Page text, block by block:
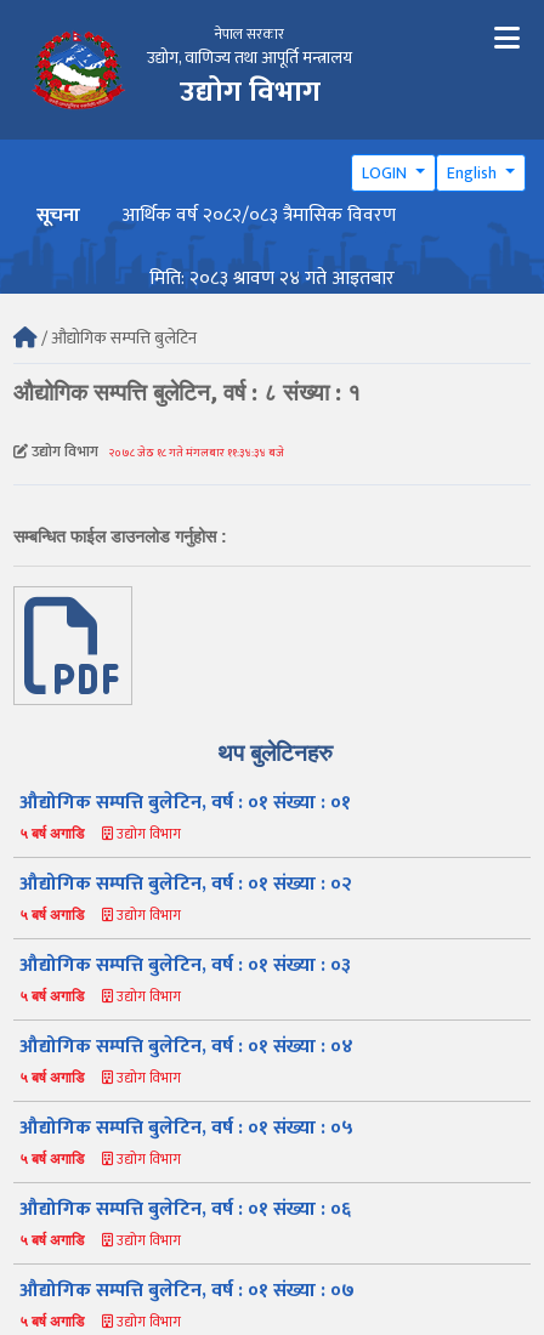
नेपाल सरकार
उद्योग, वाणिज्य तथा आपूर्ति मन्त्रालय
उद्योग विभाग
LOGIN English
सूचना आर्थिक वर्ष २०८२/०८३ त्रैमासिक विवरण
मिति: २०८३ श्रावण २४ गते आइतबार
/ औद्योगिक सम्पत्ति बुलेटिन
औद्योगिक सम्पत्ति बुलेटिन, वर्ष : ८ संख्या : १
उद्योग विभाग २०७८ जेठ १८ गते मंगलबार ११:३४:३४ बजे
सम्बन्धित फाईल डाउनलोड गर्नुहोस :
थप बुलेटिनहरु
औद्योगिक सम्पत्ति बुलेटिन, वर्ष : ०१ संख्या : ०१
५ बर्ष अगाडि उद्योग विभाग
औद्योगिक सम्पत्ति बुलेटिन, वर्ष : ०१ संख्या : ०२
५ बर्ष अगाडि उद्योग विभाग
औद्योगिक सम्पत्ति बुलेटिन, वर्ष : ०१ संख्या : ०३
५ बर्ष अगाडि उद्योग विभाग
औद्योगिक सम्पत्ति बुलेटिन, वर्ष : ०१ संख्या : ०४
५ बर्ष अगाडि उद्योग विभाग
औद्योगिक सम्पत्ति बुलेटिन, वर्ष : ०१ संख्या : ०५
५ बर्ष अगाडि उद्योग विभाग
औद्योगिक सम्पत्ति बुलेटिन, वर्ष : ०१ संख्या : ०६
५ बर्ष अगाडि उद्योग विभाग
औद्योगिक सम्पत्ति बुलेटिन, वर्ष : ०१ संख्या : ०७
५ बर्ष अगाडि उद्योग विभाग